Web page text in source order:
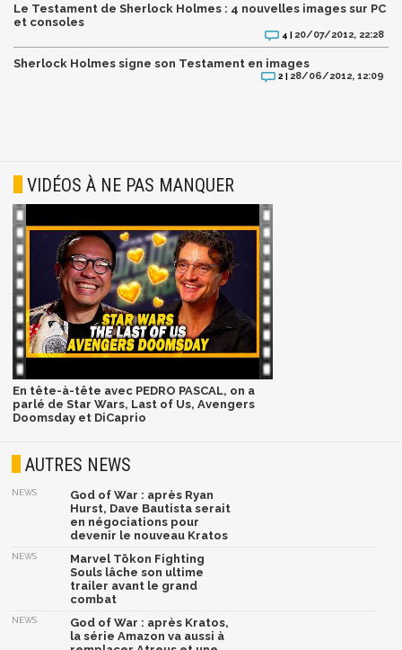
Le Testament de Sherlock Holmes : 4 nouvelles images sur PC
et consoles
4 | 20/07/2012, 22:28
Sherlock Holmes signe son Testament en images
2 | 28/06/2012, 12:09
VIDÉOS À NE PAS MANQUER
En tête-à-tête avec PEDRO PASCAL, on a
parlé de Star Wars, Last of Us, Avengers
Doomsday et DiCaprio
AUTRES NEWS
NEWS
God of War : après Ryan
Hurst, Dave Bautista serait
en négociations pour
devenir le nouveau Kratos
NEWS
Marvel Tōkon Fighting
Souls lâche son ultime
trailer avant le grand
combat
NEWS
God of War : après Kratos,
la série Amazon va aussi à